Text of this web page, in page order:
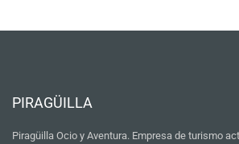
PIRAGÜILLA
Piragüilla Ocio y Aventura. Empresa de turismo